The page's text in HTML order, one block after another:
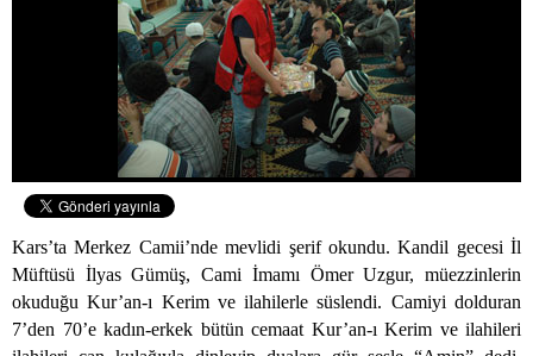
Kars’ta Merkez Camii’nde mevlidi şerif okundu. Kandil gecesi İl
Müftüsü İlyas Gümüş, Cami İmamı Ömer Uzgur, müezzinlerin
okuduğu Kur’an-ı Kerim ve ilahilerle süslendi. Camiyi dolduran
7’den 70’e kadın-erkek bütün cemaat Kur’an-ı Kerim ve ilahileri